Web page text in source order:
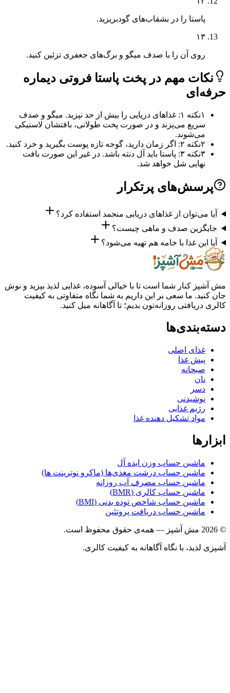
پاستا را در بشقاب‌های گودبریزید.
روی آن را با صدف میگو و برگ‌های جعفری تزئین کنید.
مهم در پخت پاستا فروتی دیماره
نکته ۱: غذاهای دریایی را بیش از حد نپزید. میگو و صدف
سریع می‌پزند و در صورت پخت طولانی، بافتشان لاستیکی
می‌شوند.
نکته ۲: اگر زمان دارید، گوجه تازه پوست بگیرید و خرد کنید.
نکته ۳: پاستا باید آل دنته باشد. در غیر این صورت بافت
نهایی شل خواهد شد.
پرتکرار
از غذاهای دریایی منجمد استفاده کرد؟
صدف و ماهی چیست؟
غذا با خامه هم تهیه می‌شود؟
کنار شما است تا با خیالی آسوده، غذایی لذیذ بپزید و نوش
ما سعی بر این داریم به شما نگاه متفاوتی به کیفیت
روزانه‌تون بدیم؛ تا آگاهانه میل کنید.
غذای اصلی
پیش غذا
صبحانه
نوشیدنی
رژیم غذایی
مواد تشکیل دهنده غذا
ماشین حساب وزن ایده آل
ماشین حساب درشت مغذی‌ها (ماکرو نوترینت ها)
ماشین حساب مصرف آب روزانه
ماشین حساب کالری (BMR)
ماشین حساب شاخص توده بدنی (BMI)
ماشین حساب دریافت پروتئین
با نگاه آگاهانه به کیفیت کالری.